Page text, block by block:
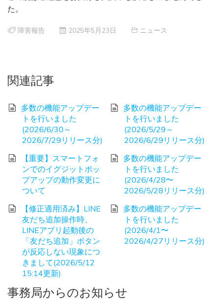
た。
障害報告 2025年5月23日 ニュース
関連記事
多数の機能アップデー
トを行いました
(2026/6/30～
2026/7/29リリース分)
多数の機能アップデー
トを行いました
(2026/5/29～
2026/6/29リリース分)
【重要】スマートフォ
ンでのイグジットポッ
プアップの動作変更に
ついて
多数の機能アップデー
トを行いました
(2026/4/28〜
2026/5/28リリース分)
【修正適用済み】LINE
友だち追加操作時、
LINEアプリ起動後の
「友だち追加」ボタン
が反応しない現象につ
きまして(2026/5/12
15:14更新)
多数の機能アップデー
トを行いました
(2026/4/1〜
2026/4/27リリース分)
事務局からのお知らせ